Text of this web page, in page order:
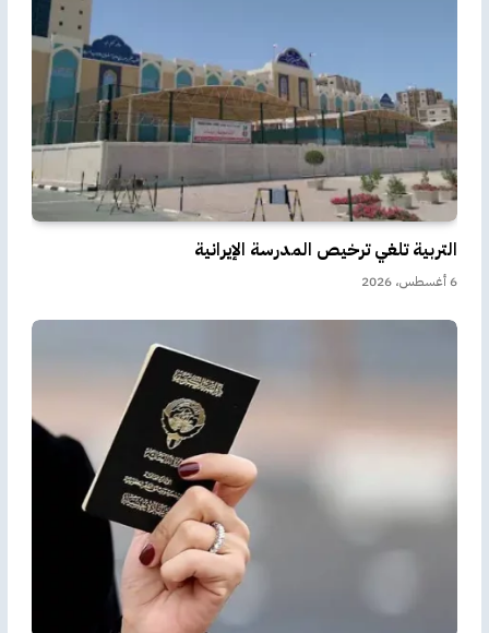
التربية تلغي ترخيص المدرسة الإيرانية
6 أغسطس، 2026